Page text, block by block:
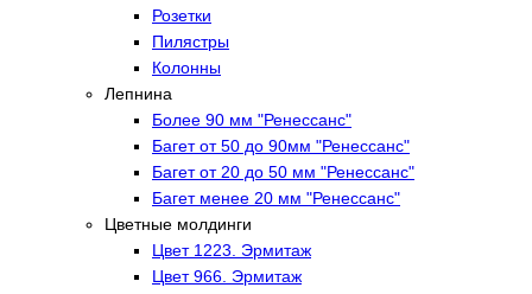
Розетки
Пилястры
Колонны
Лепнина
Более 90 мм "Ренессанс"
Багет от 50 до 90мм "Ренессанс"
Багет от 20 до 50 мм "Ренессанс"
Багет менее 20 мм "Ренессанс"
Цветные молдинги
Цвет 1223. Эрмитаж
Цвет 966. Эрмитаж